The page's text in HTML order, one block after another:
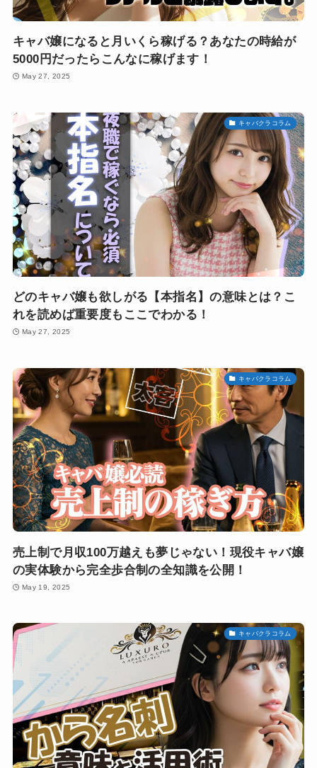
キャバ嬢になると月いくら稼げる？あなたの時給が
5000円だったらこんなに稼げます！
May 27, 2025
キャバクラコラム
どのキャバ嬢も欲しがる【本指名】の意味とは？こ
れを読めば重要度もここでわかる！
May 27, 2025
キャバクラコラム
売上制で月収100万越えも夢じゃない！現役キャバ嬢
の実体験から完全歩合制の全知識を公開！
May 19, 2025
キャバクラコラム